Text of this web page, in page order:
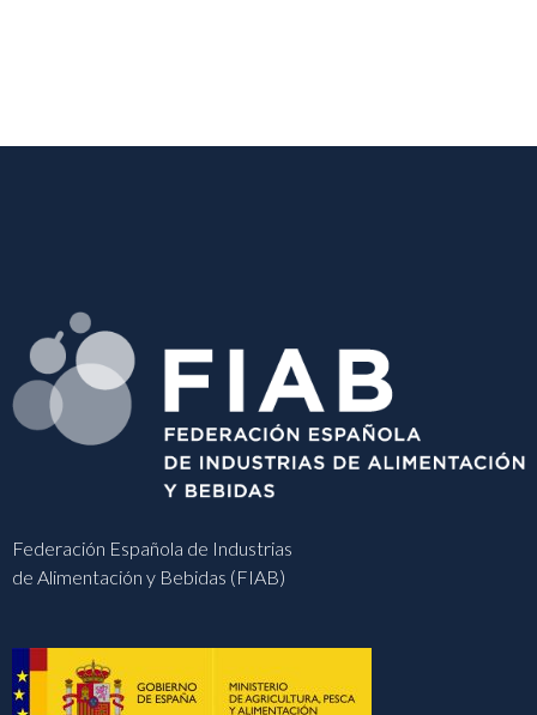
Federación Española de Industrias
de Alimentación y Bebidas (FIAB)